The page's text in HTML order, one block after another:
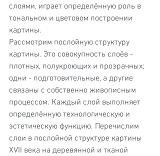
слоями, играет определённую роль в
тональном и цветовом построении
картины.
Рассмотрим послойную структуру
картины. Это совокупность слоёв -
плотных, полукроющих и прозрачных;
одни - подготовительные, а другие
связаны с собственно живописным
процессом. Каждый слой выполняет
определённую технологическую и
эстетическую функцию. Перечислим
слои в послойной структуре картины
XVII века на деревянной и тканой